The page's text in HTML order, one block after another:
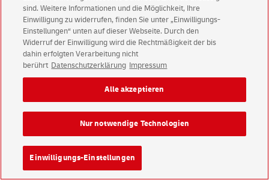
sind. Weitere Informationen und die Möglichkeit, Ihre
Einwilligung zu widerrufen, finden Sie unter „Einwilligungs-
Einstellungen“ unten auf dieser Webseite. Durch den
Widerruf der Einwilligung wird die Rechtmäßigkeit der bis
dahin erfolgten Verarbeitung nicht
berührt Datenschutzerklärung Impressum
Einwilligungs-Einstellungen
Nur notwendige Technologien
Alle akzeptieren